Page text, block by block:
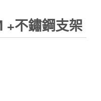
+不鏽鋼支架